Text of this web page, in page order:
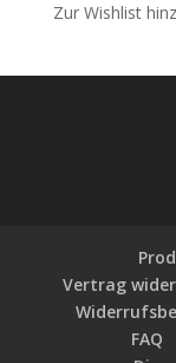
Zur Wishlist
Vertrag
FAQ